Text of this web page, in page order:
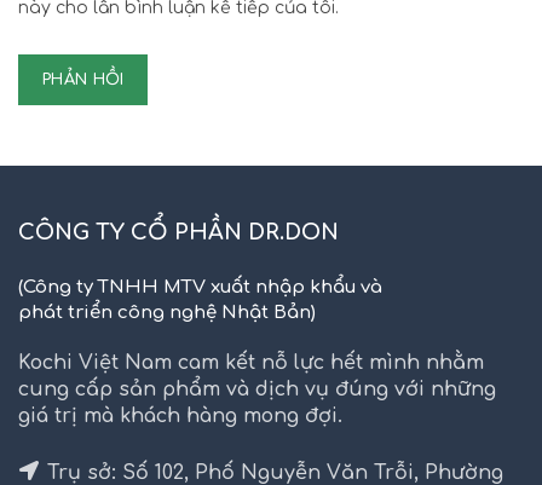
này cho lần bình luận kế tiếp của tôi.
CÔNG TY CỔ PHẦN DR.DON
(Công ty TNHH MTV xuất nhập khẩu và
phát triển công nghệ Nhật Bản)
Kochi Việt Nam cam kết nỗ lực hết mình nhằm
cung cấp sản phẩm và dịch vụ đúng với những
giá trị mà khách hàng mong đợi.
Trụ sở: Số 102, Phố Nguyễn Văn Trỗi, Phường